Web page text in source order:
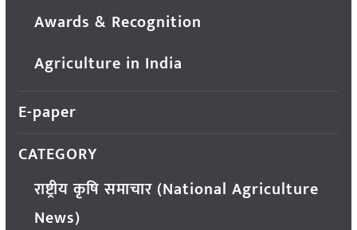
Awards & Recognition
Agriculture in India
E-paper
CATEGORY
राष्ट्रीय कृषि समाचार (National Agriculture
News)